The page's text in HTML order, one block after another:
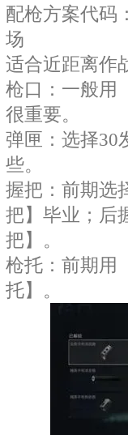
配枪方案代码
场
适合近距离作
枪口：一般用
很重要。
弹匣：选择30
些。
握把：前期选
把】毕业；后
把】。
枪托：前期用
托】。